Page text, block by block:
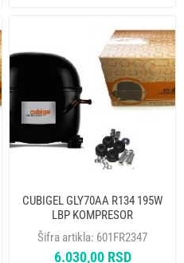
CUBIGEL GLY70AA R134 195W
LBP KOMPRESOR
Šifra artikla: 601FR2347
6.030,00 RSD